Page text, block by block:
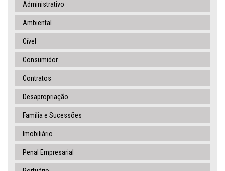
Administrativo
Ambiental
Cível
Consumidor
Contratos
Desapropriação
Família e Sucessões
Imobiliário
Penal Empresarial